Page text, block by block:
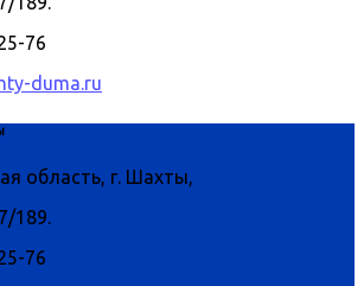
76
duma.ru
область, г. Шахты,
189.
76